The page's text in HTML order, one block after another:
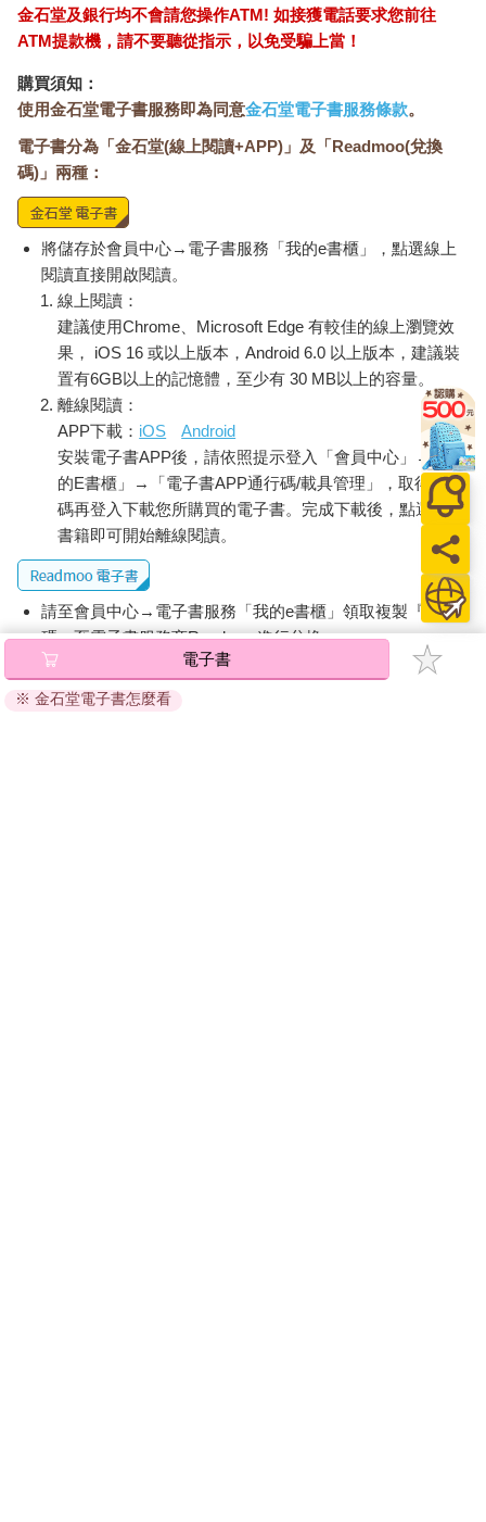
金石堂及銀行均不會請您操作ATM! 如接獲電話要求您前往
ATM提款機，請不要聽從指示，以免受騙上當！
購買須知：
使用金石堂電子書服務即為同意金石堂電子書服務條款。
電子書分為「金石堂(線上閱讀+APP)」及「Readmoo(兌換
碼)」兩種：
將儲存於會員中心→電子書服務「我的e書櫃」，點選線上
閱讀直接開啟閱讀。
線上閱讀：
建議使用Chrome、Microsoft Edge 有較佳的線上瀏覽效
果， iOS 16 或以上版本，Android 6.0 以上版本，建議裝
置有6GB以上的記憶體，至少有 30 MB以上的容量。
離線閱讀：
APP下載： iOS
Android
安裝電子書APP後，請依照提示登入「會員中心」→「我
的E書櫃」→「電子書APP通行碼/載具管理」，取得通行
碼再登入下載您所購買的電子書。完成下載後，點選任一
書籍即可開始離線閱讀。
請至會員中心→電子書服務「我的e書櫃」領取複製『兌換
碼』至電子書服務商Readmoo進行兌換。
退換貨須知：
因版權保護，您在金石堂所購買的電子書僅能以金石堂專屬
電子書
※ 金石堂電子書怎麼看